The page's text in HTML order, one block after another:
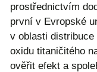
prostřednictvím
první v Evropské
v oblasti distribuce
oxidu titaničitého
ověřit efekt a